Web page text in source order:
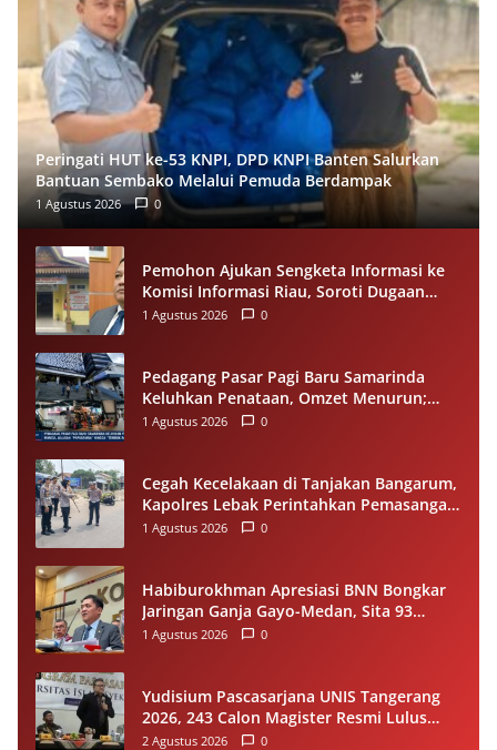
Peringati HUT ke-53 KNPI, DPD KNPI Banten Salurkan
Bantuan Sembako Melalui Pemuda Berdampak
1 Agustus 2026 0
Pemohon Ajukan Sengketa Informasi ke
Komisi Informasi Riau, Soroti Dugaan
Tidak Ditanggapinya Permohonan ke
1 Agustus 2026 0
Pedagang Pasar Pagi Baru Samarinda
Keluhkan Penataan, Omzet Menurun;
Minta Pemkot Evaluasi Distribusi Ruko
1 Agustus 2026 0
Cegah Kecelakaan di Tanjakan Bangarum,
Kapolres Lebak Perintahkan Pemasangan
Rambu Lalu Lintas
1 Agustus 2026 0
Habiburokhman Apresiasi BNN Bongkar
Jaringan Ganja Gayo-Medan, Sita 93
Kilogram di Sumut
1 Agustus 2026 0
Yudisium Pascasarjana UNIS Tangerang
2026, 243 Calon Magister Resmi Lulus
Siap Diwisuda Oktober
2 Agustus 2026 0